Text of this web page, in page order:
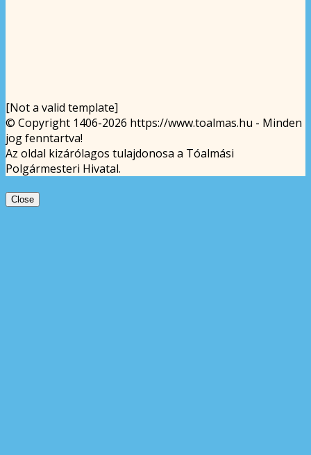
[Not a valid template]
© Copyright 1406-2026 https://www.toalmas.hu - Minden
jog fenntartva!
Az oldal kizárólagos tulajdonosa a Tóalmási
Polgármesteri Hivatal.
Close